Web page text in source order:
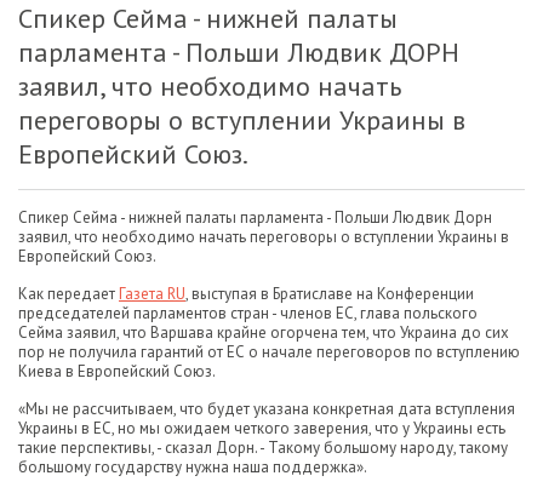
Спикер Сейма - нижней палаты
парламента - Польши Людвик ДОРН
заявил, что необходимо начать
переговоры о вступлении Украины в
Европейский Союз.
Спикер Сейма - нижней палаты парламента - Польши Людвик Дорн
заявил, что необходимо начать переговоры о вступлении Украины в
Европейский Союз.
Как передаетГазета RU, выступая в Братиславе на Конференции
председателей парламентов стран - членов ЕС, глава польского
Сейма заявил, что Варшава крайне огорчена тем, что Украина до сих
пор не получила гарантий от ЕС о начале переговоров по вступлению
Киева в Европейский Союз.
«Мы не рассчитываем, что будет указана конкретная дата вступления
Украины в ЕС, но мы ожидаем четкого заверения, что у Украины есть
такие перспективы, - сказал Дорн. - Такому большому народу, такому
большому государству нужна наша поддержка».